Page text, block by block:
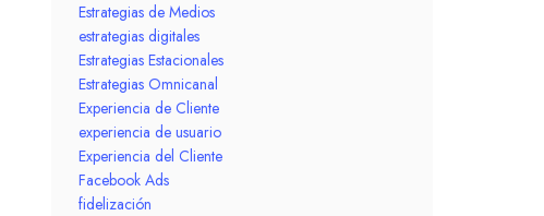
Estrategias de Medios
estrategias digitales
Estrategias Estacionales
Estrategias Omnicanal
Experiencia de Cliente
experiencia de usuario
Experiencia del Cliente
Facebook Ads
fidelización